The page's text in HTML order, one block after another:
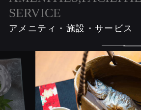
SERVICE
アメニティ・施設・サービス